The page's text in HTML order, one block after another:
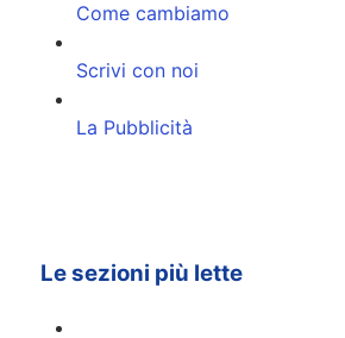
Come cambiamo
Scrivi con noi
La Pubblicità
Le sezioni più lette